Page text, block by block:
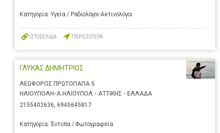
Κατηγορία: Υγεία / Ραδιολόγοι-Ακτινολόγοι
ΙΣΤΟΣΕΛΙΔΑ ΠΕΡΙΣΣΟΤΕΡΑ
ΓΛΥΚΑΣ ΔΗΜΗΤΡΙΟΣ
ΛΕΩΦΟΡΟΣ ΠΡΩΤΟΠΑΠΑ 5
ΗΛΙΟΥΠΟΛΗ-Α.ΗΛΙΟΥΠΟΛ - ΑΤΤΙΚΗΣ - ΕΛΛΑΔΑ
2155402636, 6945645817
Κατηγορία: Έντυπα / Φωτογραφεία